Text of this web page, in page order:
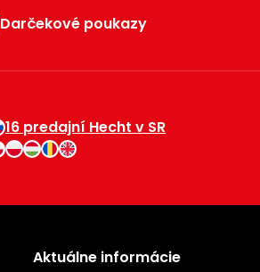
Darčekové poukazy
16 predajní Hecht v SR
Aktuálne informácie